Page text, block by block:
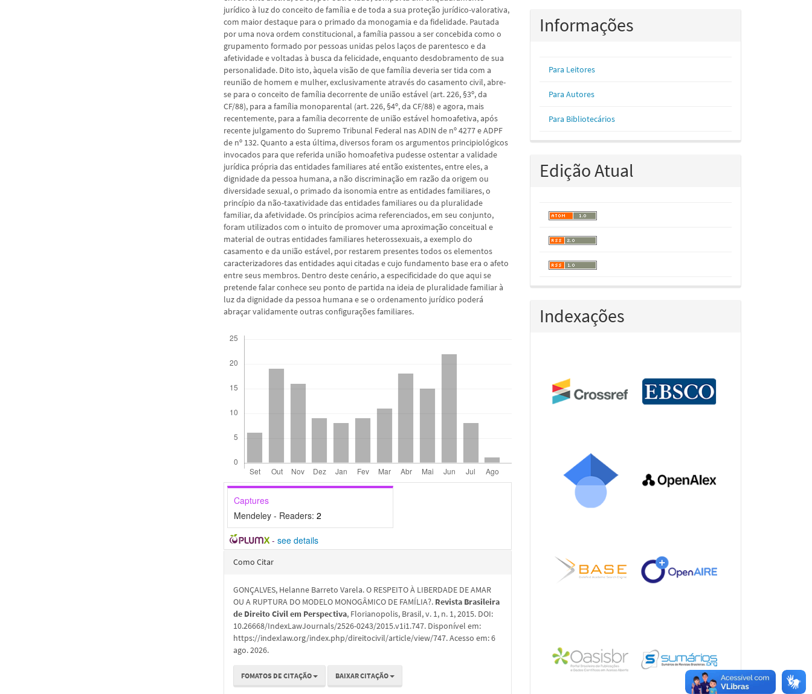
jurídico à luz do conceito de família e de toda a sua proteção jurídico-valorativa,
com maior destaque para o primado da monogamia e da fidelidade. Pautada
por uma nova ordem constitucional, a família passou a ser concebida como o
grupamento formado por pessoas unidas pelos laços de parentesco e da
afetividade e voltadas à busca da felicidade, enquanto desdobramento de sua
personalidade. Dito isto, àquela visão de que família deveria ser tida com a
reunião de homem e mulher, exclusivamente através do casamento civil, abre-
se para o conceito de família decorrente de união estável (art. 226, §3º, da
CF/88), para a família monoparental (art. 226, §4º, da CF/88) e agora, mais
recentemente, para a família decorrente de união estável homoafetiva, após
recente julgamento do Supremo Tribunal Federal nas ADIN de nº 4277 e ADPF
de nº 132. Quanto a esta última, diversos foram os argumentos principiológicos
invocados para que referida união homoafetiva pudesse ostentar a validade
jurídica própria das entidades familiares até então existentes, entre eles, a
dignidade da pessoa humana, a não discriminação em razão da origem ou
diversidade sexual, o primado da isonomia entre as entidades familiares, o
princípio da não-taxatividade das entidades familiares ou da pluralidade
familiar, da afetividade. Os princípios acima referenciados, em seu conjunto,
foram utilizados com o intuito de promover uma aproximação conceitual e
material de outras entidades familiares heterossexuais, a exemplo do
casamento e da união estável, por restarem presentes todos os elementos
caracterizadores das entidades aqui citadas e cujo fundamento base era o afeto
entre seus membros. Dentro deste cenário, a especificidade do que aqui se
pretende falar conhece seu ponto de partida na ideia de pluralidade familiar à
luz da dignidade da pessoa humana e se o ordenamento jurídico poderá
abraçar validamente outras configurações familiares.
Captures
Mendeley - Readers:2
- see details
Detalhes
artigo
Como Citar
GONÇALVES, Helanne Barreto Varela. O RESPEITO À LIBERDADE DE AMAR
OU A RUPTURA DO MODELO MONOGÂMICO DE FAMÍLIA?. Revista Brasileira
de Direito Civil em Perspectiva, Florianopolis, Brasil, v. 1, n. 1, 2015. DOI:
10.26668/IndexLawJournals/2526-0243/2015.v1i1.747. Disponível em:
https://indexlaw.org/index.php/direitocivil/article/view/747. Acesso em: 6
ago. 2026.
FOMATOS DE CITAÇÃO BAIXAR CITAÇÃO
Informações
Para Leitores
Para Autores
Para Bibliotecários
Edição Atual
Indexações